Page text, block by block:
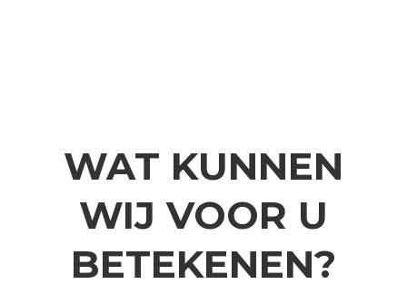
WAT KUNNEN
WIJ VOOR U
BETEKENEN?